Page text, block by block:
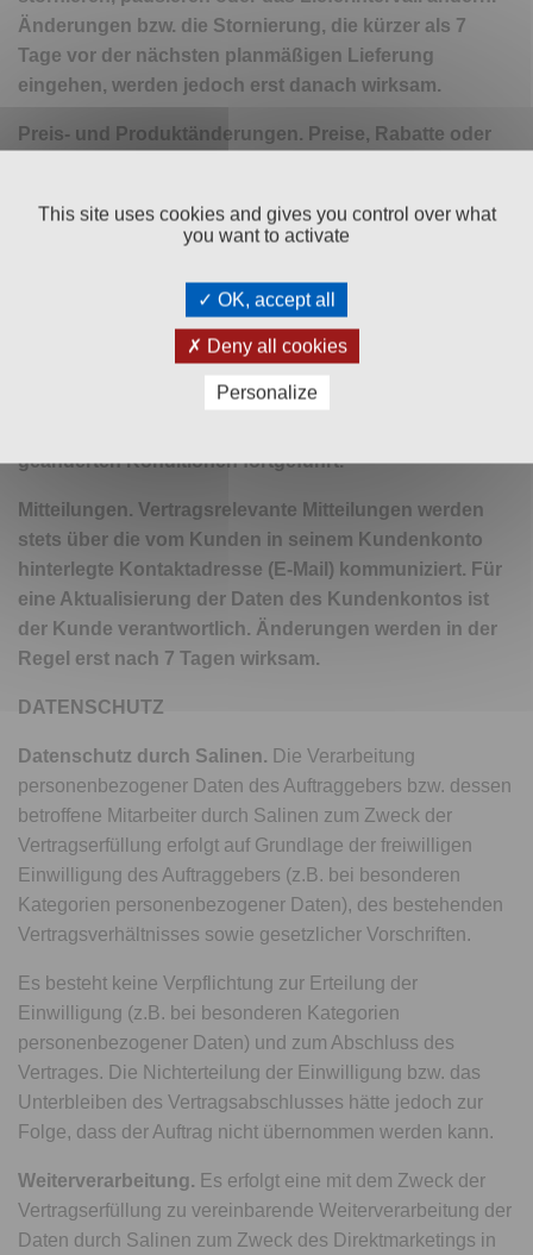
Änderungen bzw. die Stornierung, die kürzer als 7
Tage vor der nächsten planmäßigen Lieferung
eingehen, werden jedoch erst danach wirksam.
Preis- und Produktänderungen. Preise, Rabatte oder
zu solchen Änderungen kommt, wird der Kunde
rechtzeitig vor der nächstfolgenden Lieferung darüber
in Kenntnis gesetzt und dem Kunden die Möglichkeit
eingeräumt, der Änderung binnen 14 Tagen zu
widersprechen, was diesfalls zu einem automatischen
Storno des Produktabonnements führt; ansonsten
wird das Schweigen des Kunden als Zustimmung
geänderten Konditionen fortgeführt.
Mitteilungen. Vertragsrelevante Mitteilungen werden
stets über die vom Kunden in seinem Kundenkonto
hinterlegte Kontaktadresse (E-Mail) kommuniziert. Für
eine Aktualisierung der Daten des Kundenkontos ist
der Kunde verantwortlich. Änderungen werden in der
Regel erst nach 7 Tagen wirksam.
DATENSCHUTZ
Datenschutz durch Salinen. Die Verarbeitung
personenbezogener Daten des Auftraggebers bzw. dessen
betroffene Mitarbeiter durch Salinen zum Zweck der
Vertragserfüllung erfolgt auf Grundlage der freiwilligen
Einwilligung des Auftraggebers (z.B. bei besonderen
Kategorien personenbezogener Daten), des bestehenden
Vertragsverhältnisses sowie gesetzlicher Vorschriften.
Es besteht keine Verpflichtung zur Erteilung der
Einwilligung (z.B. bei besonderen Kategorien
personenbezogener Daten) und zum Abschluss des
Vertrages. Die Nichterteilung der Einwilligung bzw. das
Unterbleiben des Vertragsabschlusses hätte jedoch zur
Folge, dass der Auftrag nicht übernommen werden kann.
Weiterverarbeitung. Es erfolgt eine mit dem Zweck der
Vertragserfüllung zu vereinbarende Weiterverarbeitung der
Daten durch Salinen zum Zweck des Direktmarketings in
This site uses cookies and gives you control over what
you want to activate
OK, accept all
Deny all cookies
Personalize